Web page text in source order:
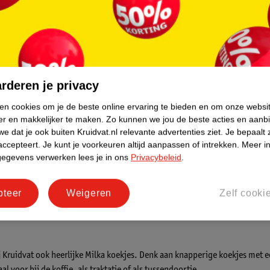
Met
Milka Mix Collection Box Choco &
Cookies Met Boodschap "Ik Hou
Van Jou"
451g
Verkoop via partner
Milka Mix
Cookies Met
"Bedankt"
451g
Verkoop via
je een uitgebreid assortiment Milka chocolade. Van de klassieke
en zeker bekend met de chocoladerepen van Milka. Ze zijn
combinatie van beide: er is altijd een Milka chocoladereep die bij je
Kruidvat ook heerlijke Milka koekjes. Denk aan knapperige koekjes
je privacy
cookies om je de beste online ervaring te bieden en om onze
en makkelijker te maken. Zo kunnen we jou de beste acties en
dat je ook buiten Kruidvat.nl relevante advertenties ziet. Je bepaalt
Je kunt je voorkeuren altijd aanpassen of intrekken. Meer
verwerken lees je in ons Privacybeleid.
Zelf
Weigeren